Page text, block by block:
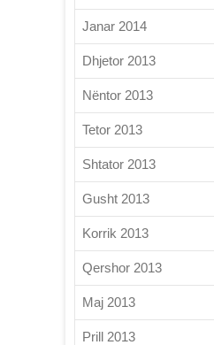
Janar 2014
Dhjetor 2013
Nëntor 2013
Tetor 2013
Shtator 2013
Gusht 2013
Korrik 2013
Qershor 2013
Maj 2013
Prill 2013